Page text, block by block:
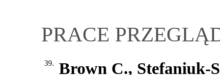
PRACE
39.
Brown C., Stefaniuk-